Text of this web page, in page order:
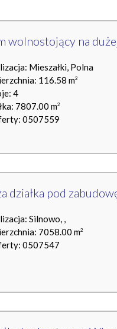
wolnostojący na
Mieszałki, Polna
116.58 m2
4
7807.00 m2
0507559
działka pod
Silnowo, ,
7058.00 m2
0507547